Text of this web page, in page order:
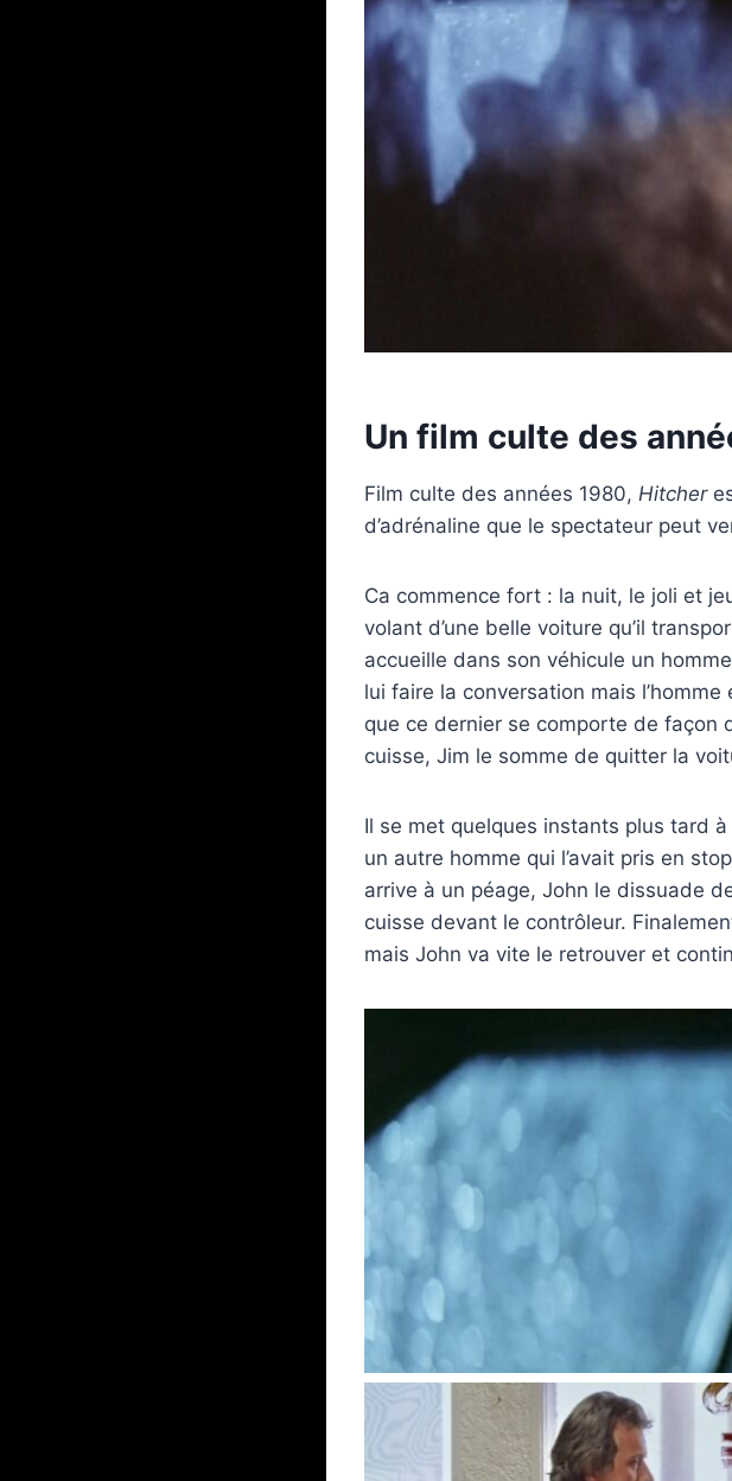
Un film culte des
Film culte des années 1980, Hitcher
d’adrénaline que le spectateur peut
Ca commence fort : la nuit, le joli et
volant d’une belle voiture qu’il
accueille dans son véhicule un
lui faire la conversation mais
que ce dernier se comporte de façon
cuisse, Jim le somme de quitter la
Il se met quelques instants plus tard
un autre homme qui l’avait pris en
arrive à un péage, John le dissuade
cuisse devant le contrôleur.
mais John va vite le retrouver et